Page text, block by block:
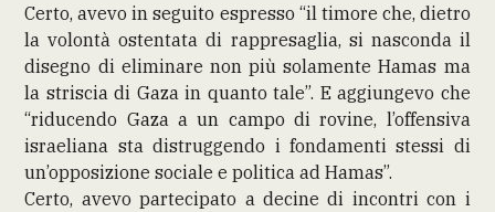
Certo, avevo in seguito espresso “il timore che, dietro
la volontà ostentata di rappresaglia, si nasconda il
disegno di eliminare non più solamente Hamas ma
la striscia di Gaza in quanto tale”. E aggiungevo che
“riducendo Gaza a un campo di rovine, l’offensiva
israeliana sta distruggendo i fondamenti stessi di
un’opposizione sociale e politica ad Hamas”.
Certo, avevo partecipato a decine di incontri con i